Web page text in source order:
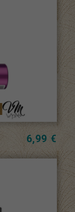
6,99 €